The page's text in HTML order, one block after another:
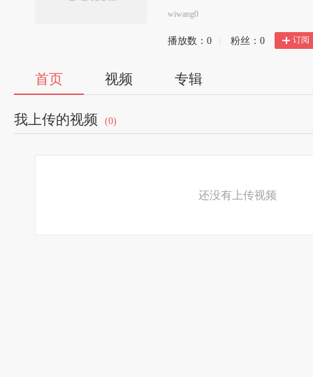
wiwang0
播放数： 0 粉丝： 0 订阅
首页 视频 专辑
我上传的视频 (0)
还没有上传视频